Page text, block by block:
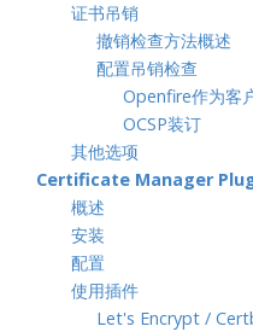
证书吊销
撤销检查方法概述
配置吊销检查
Openfire作为客
OCSP装订
其他选项
Certificate Manager
概述
安装
配置
使用插件
Let's Encrypt /